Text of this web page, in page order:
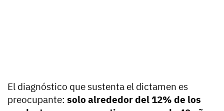
El diagnóstico que sustenta el dictamen es
preocupante: solo alrededor del 12% de los